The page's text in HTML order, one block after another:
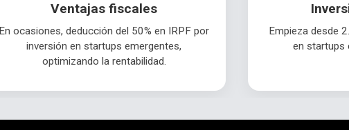
Ventajas fiscales
En ocasiones, deducción del 50% en IRPF por
inversión en startups emergentes,
optimizando la rentabilidad.
Empieza desde
en startups